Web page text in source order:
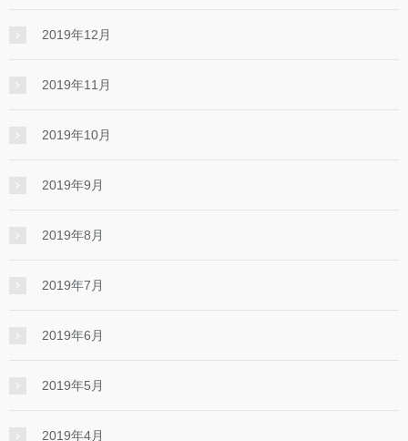
2019年12月
2019年11月
2019年10月
2019年9月
2019年8月
2019年7月
2019年6月
2019年5月
2019年4月